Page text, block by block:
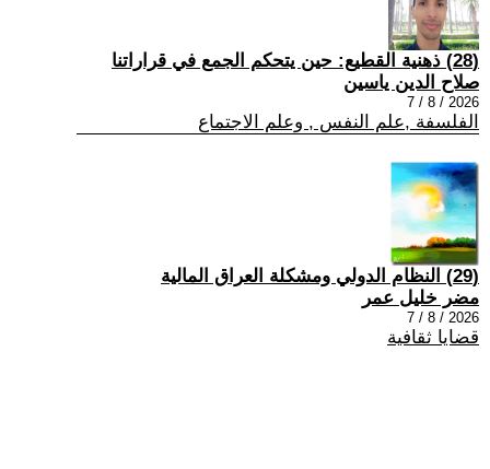
(28) ذهنية القطيع: حين يتحكم الجمع في قراراتنا
صلاح الدين ياسين
2026 / 8 / 7
الفلسفة ,علم النفس , وعلم الاجتماع
(29) النظام الدولي ومشكلة العراق المالية
مضر خليل عمر
2026 / 8 / 7
قضايا ثقافية